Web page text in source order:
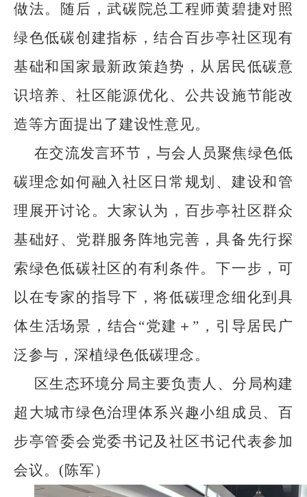
做法。随后，武碳院总工程师黄碧捷对照
绿色低碳创建指标，结合百步亭社区现有
基础和国家最新政策趋势，从居民低碳意
识培养、社区能源优化、公共设施节能改
造等方面提出了建设性意见。
在交流发言环节，与会人员聚焦绿色低
碳理念如何融入社区日常规划、建设和管
理展开讨论。大家认为，百步亭社区群众
基础好、党群服务阵地完善，具备先行探
索绿色低碳社区的有利条件。下一步，可
以在专家的指导下，将低碳理念细化到具
体生活场景，结合“党建＋”，引导居民广
泛参与，深植绿色低碳理念。
区生态环境分局主要负责人、分局构建
超大城市绿色治理体系兴趣小组成员、百
步亭管委会党委书记及社区书记代表参加
会议。(陈军）